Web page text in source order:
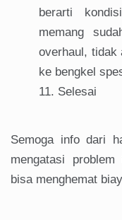
berarti
memang
overhaul, tidak
ke bengkel
Selesai
Semoga info dari
mengatasi
bisa menghemat